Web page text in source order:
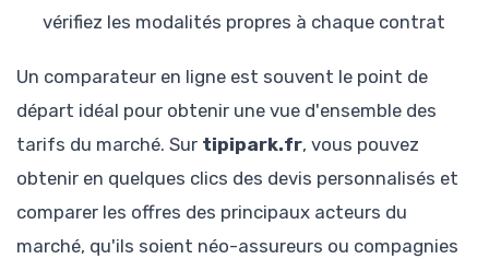
vérifiez les modalités propres à chaque contrat
Un comparateur en ligne est souvent le point de
départ idéal pour obtenir une vue d'ensemble des
tarifs du marché. Sur tipipark.fr, vous pouvez
obtenir en quelques clics des devis personnalisés et
comparer les offres des principaux acteurs du
marché, qu'ils soient néo-assureurs ou compagnies